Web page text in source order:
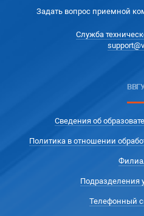
Задать вопрос приемной
Служба
Сведения об
Политика в отношении
Подразделения
Телефонный